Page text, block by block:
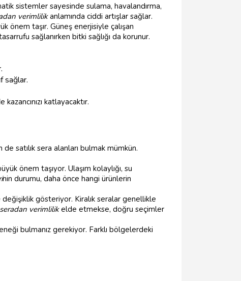
sistemler sayesinde sulama, havalandırma,
verimlilikanlamında ciddi artışlar sağlar.
önem taşır. Güneş enerjisiyle çalışan
sağlanırken bitki sağlığı da korunur.
sağlar.
kazancınızı katlayacaktır.
satılık sera alanları bulmak mümkün.
önem taşıyor. Ulaşım kolaylığı, su
nin durumu, daha önce hangi ürünlerin
gösteriyor. Kiralık seralar genellikle
seradan verimlilikelde etmekse, doğru seçimler
bulmanız gerekiyor. Farklı bölgelerdeki